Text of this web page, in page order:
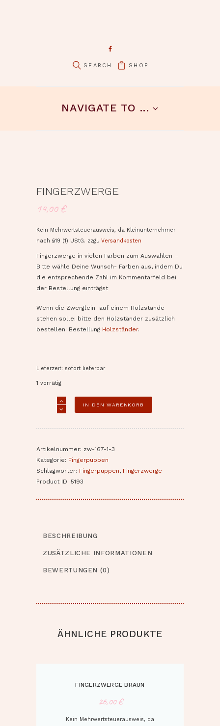
SHOP
NAVIGATE TO ...
FINGERZWERGE
14,00€
Kein Mehrwertsteuerausweis, da Kleinunternehmer
nach §19 (1) UStG. zzgl. Versandkosten
Fingerzwerge in vielen Farben zum Auswählen –
Bitte wähle Deine Wunsch- Farben aus, indem Du
die entsprechende Zahl im Kommentarfeld bei
der Bestellung einträgst
Wenn die Zwerglein auf einem Holzstände
stehen solle: bitte den Holzständer zusätzlich
bestellen: Bestellung Holzständer.
Lieferzeit: sofort lieferbar
1 vorrätig
Fingerzwerge
IN DEN WARENKORB
Artikelnummer: zw-167-1-3
Kategorie: Fingerpuppen
Schlagwörter: Fingerpuppen, Fingerzwerge
Product ID: 5193
BESCHREIBUNG
ZUSÄTZLICHE INFORMATIONEN
BEWERTUNGEN (0)
ÄHNLICHE PRODUKTE
FINGERZWERGE BRAUN
26,00€
Kein Mehrwertsteuerausweis, da